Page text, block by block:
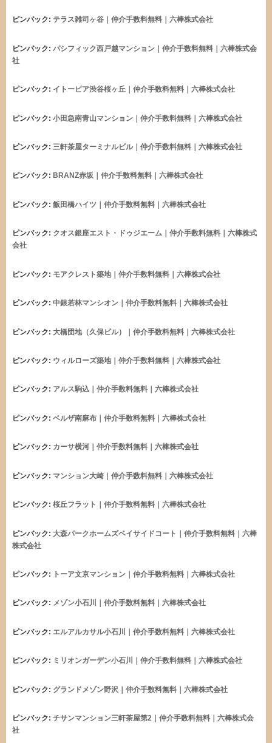
ピンバック: テラス雑司ヶ谷｜仲介手数料無料｜六棒株式会社
ピンバック: パシフィック西戸越マンション｜仲介手数料無料｜六棒株式会
社
ピンバック: イトーピア渋谷桜ヶ丘｜仲介手数料無料｜六棒株式会社
ピンバック: 小田急南青山マンション｜仲介手数料無料｜六棒株式会社
ピンバック: 三軒茶屋ターミナルビル｜仲介手数料無料｜六棒株式会社
ピンバック: BRANZ赤坂｜仲介手数料無料｜六棒株式会社
ピンバック: 飯田橋ハイツ｜仲介手数料無料｜六棒株式会社
ピンバック: クオス銀座エスト・ドゥジエーム｜仲介手数料無料｜六棒株式
会社
ピンバック: モアクレスト築地｜仲介手数料無料｜六棒株式会社
ピンバック: 中銀若林マンシオン｜仲介手数料無料｜六棒株式会社
ピンバック: 大橋団地（久保ビル）｜仲介手数料無料｜六棒株式会社
ピンバック: ウィルローズ築地｜仲介手数料無料｜六棒株式会社
ピンバック: アルス駒込｜仲介手数料無料｜六棒株式会社
ピンバック: ベルザ南麻布｜仲介手数料無料｜六棒株式会社
ピンバック: カーサ横河｜仲介手数料無料｜六棒株式会社
ピンバック: マンション大崎｜仲介手数料無料｜六棒株式会社
ピンバック: 桜丘フラット｜仲介手数料無料｜六棒株式会社
ピンバック: 大森パークホームズベイサイドコート｜仲介手数料無料｜六棒
株式会社
ピンバック: トーア文京マンション｜仲介手数料無料｜六棒株式会社
ピンバック: メゾン小石川｜仲介手数料無料｜六棒株式会社
ピンバック: エルアルカサル小石川｜仲介手数料無料｜六棒株式会社
ピンバック: ミリオンガーデン小石川｜仲介手数料無料｜六棒株式会社
ピンバック: グランドメゾン野沢｜仲介手数料無料｜六棒株式会社
ピンバック: チサンマンション三軒茶屋第2｜仲介手数料無料｜六棒株式会
社